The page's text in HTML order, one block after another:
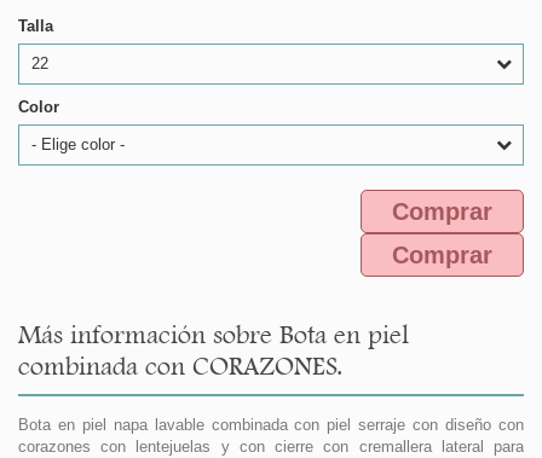
Talla
22
Color
- Elige color -
Comprar
Comprar
Más información sobre Bota en piel
combinada con CORAZONES.
Bota en piel napa lavable combinada con piel serraje con diseño con
corazones con lentejuelas y con cierre con cremallera lateral para